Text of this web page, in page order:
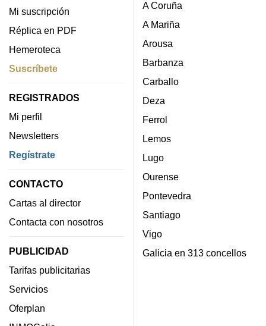
Mi suscripción
Réplica en PDF
Hemeroteca
Suscríbete
REGISTRADOS
Mi perfil
Newsletters
Regístrate
CONTACTO
Cartas al director
Contacta con nosotros
PUBLICIDAD
Tarifas publicitarias
Servicios
Oferplan
A Coruña
A Mariña
Arousa
Barbanza
Carballo
Deza
Ferrol
Lemos
Lugo
Ourense
Pontevedra
Santiago
Vigo
Galicia en 313 concellos